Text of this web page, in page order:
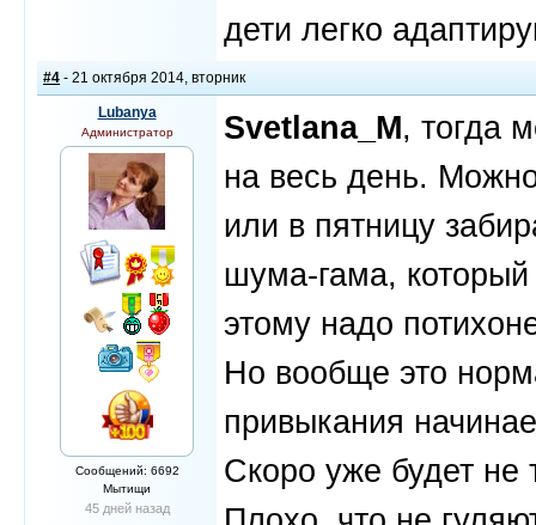
дети легко
#4 - 21 октября 2014, вторник
Lubanya
Администратор
Сообщений: 6692
Мытищи
45 дней назад
Svetlana_M, тогда
на весь день.
или в пятницу
шума-гама, который
этому надо
Но вообще это
привыкания
Скоро уже будет не